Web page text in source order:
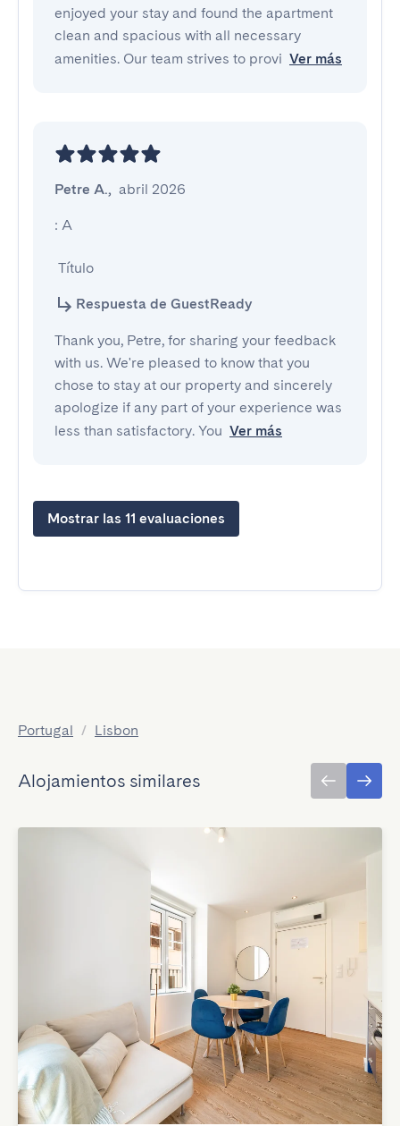
enjoyed your stay and found the apartment
clean and spacious with all necessary
amenities. Our team strives to provi Ver más
Petre A., abril 2026
: A
Título
Respuesta de GuestReady
Thank you, Petre, for sharing your feedback
with us. We're pleased to know that you
chose to stay at our property and sincerely
apologize if any part of your experience was
less than satisfactory. You Ver más
Mostrar las 11 evaluaciones
Portugal / Lisbon
Alojamientos similares